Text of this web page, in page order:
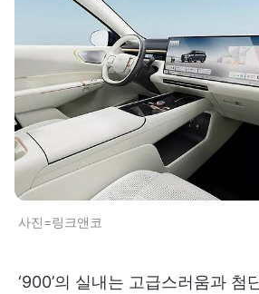
사진=링크앤코
‘900’의 실내는 고급스러움과 첨